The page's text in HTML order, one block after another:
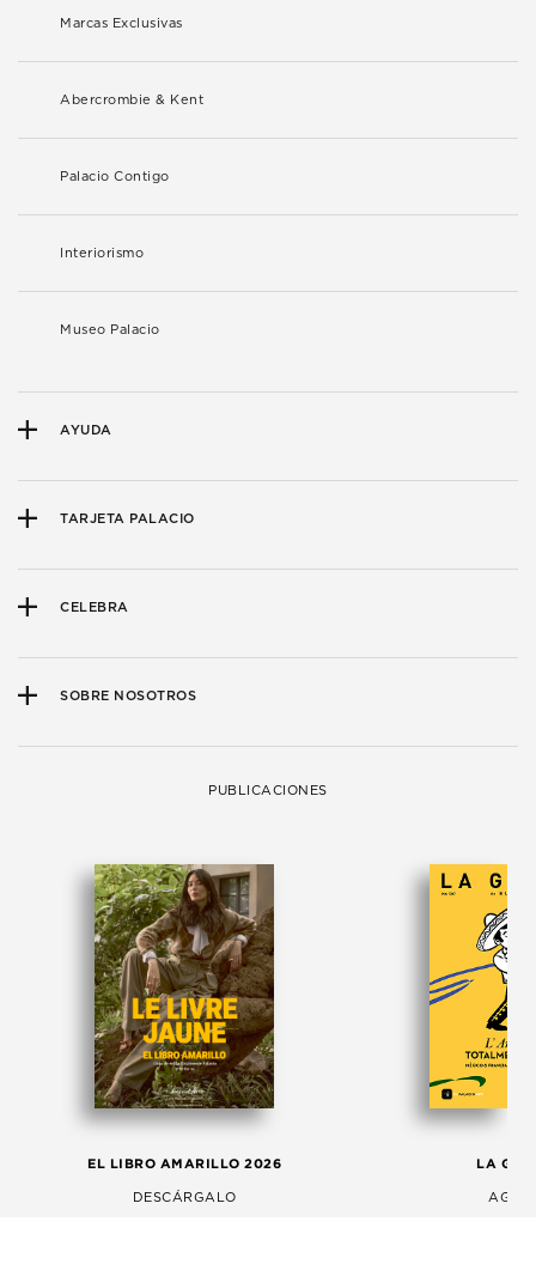
Marcas Exclusivas
Abercrombie & Kent
Palacio Contigo
Interiorismo
Museo Palacio
AYUDA
TARJETA PALACIO
CELEBRA
SOBRE NOSOTROS
PUBLICACIONES
EL LIBRO AMARILLO 2026
DESCÁRGALO
LA